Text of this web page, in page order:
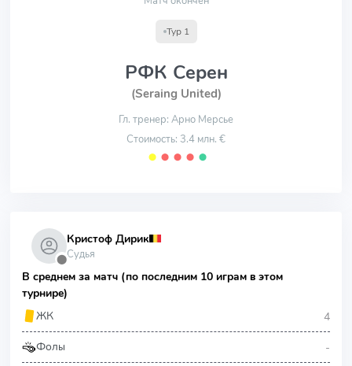
Тур 1
РФК Серен
(Seraing United)
Гл. тренер: Арно Мерсье
Стоимость: 3.4 млн. €
⬤ ⬤ ⬤ ⬤ ⬤
⬤
Кристоф Дирик
Судья
В среднем за матч (по последним 10 играм в этом
турнире)
ЖК
4
Фолы -